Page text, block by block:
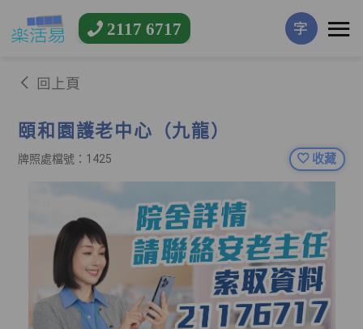
2117 6717 字
回上頁
頤和園護老中心（九龍）
牌照處檔號：1425 收藏